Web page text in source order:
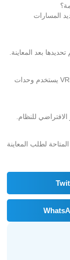
المسارات
بعد المعاينة.
المخفي يعتمد على شبكة دكت لتوزيع الهواء، بينما VRF يستخدم وحدات
للنظام.
لطلب المعاينة